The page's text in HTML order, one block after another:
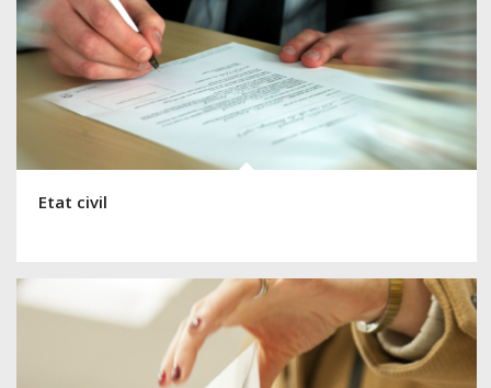
Etat civil